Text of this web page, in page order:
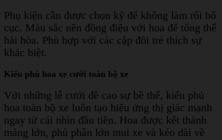
Phụ kiện cần được chọn kỹ để không làm rối bố
cục. Màu sắc nên đồng điệu với hoa để tổng thể
hài hòa. Phù hợp với các cặp đôi trẻ thích sự
khác biệt.
Kiểu phủ hoa xe cưới toàn bộ xe
Với những lễ cưới đề cao sự bề thế, kiểu phủ
hoa toàn bộ xe luôn tạo hiệu ứng thị giác mạnh
ngay từ cái nhìn đầu tiên. Hoa được kết thành
mảng lớn, phủ phần lớn mui xe và kéo dài về